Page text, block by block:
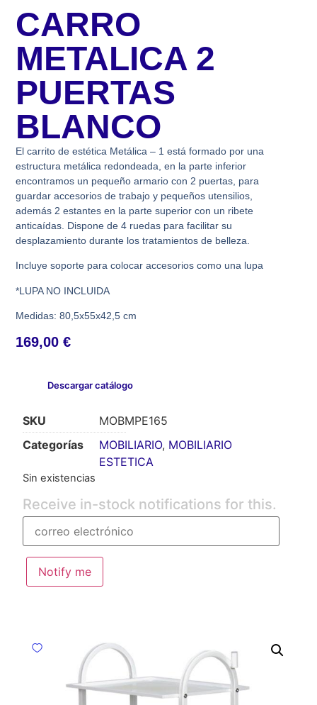
CARRO
METALICA 2
PUERTAS
BLANCO
El carrito de estética Metálica – 1 está formado por una
estructura metálica redondeada, en la parte inferior
encontramos un pequeño armario con 2 puertas, para
guardar accesorios de trabajo y pequeños utensilios,
además 2 estantes en la parte superior con un ribete
anticaídas. Dispone de 4 ruedas para facilitar su
desplazamiento durante los tratamientos de belleza.
Incluye soporte para colocar accesorios como una lupa
*LUPA NO INCLUIDA
Medidas: 80,5x55x42,5 cm
169,00€
Descargar catálogo
SKU
MOBMPE165
Categorías
MOBILIARIO, MOBILIARIO
ESTETICA
Sin existencias
Receive in-stock notifications for this.
Notify me